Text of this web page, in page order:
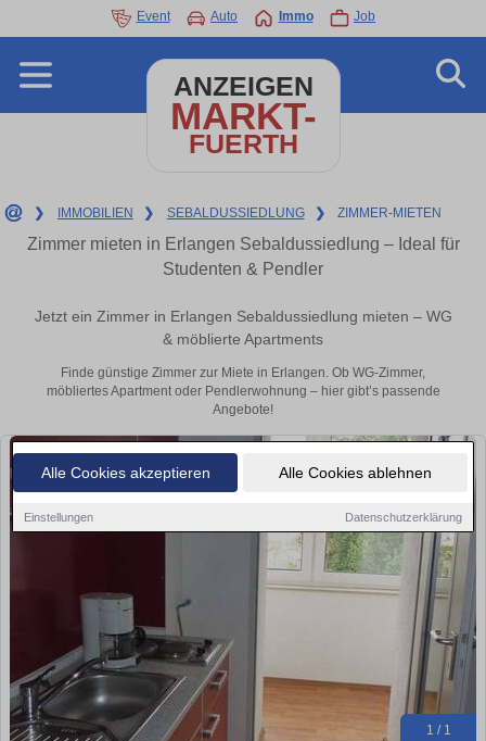
Alle Cookies akzeptieren Alle Cookies ablehnen
Einstellungen Datenschutzerklärung
Event Auto Immo Job
ANZEIGEN
MARKT-
FUERTH
❯ IMMOBILIEN ❯ SEBALDUSSIEDLUNG ❯ ZIMMER-MIETEN
Zimmer mieten in Erlangen Sebaldussiedlung – Ideal für
Studenten & Pendler
Jetzt ein Zimmer in Erlangen Sebaldussiedlung mieten – WG
& möblierte Apartments
Finde günstige Zimmer zur Miete in Erlangen. Ob WG-Zimmer,
möbliertes Apartment oder Pendlerwohnung – hier gibt’s passende
Angebote!
1 / 1